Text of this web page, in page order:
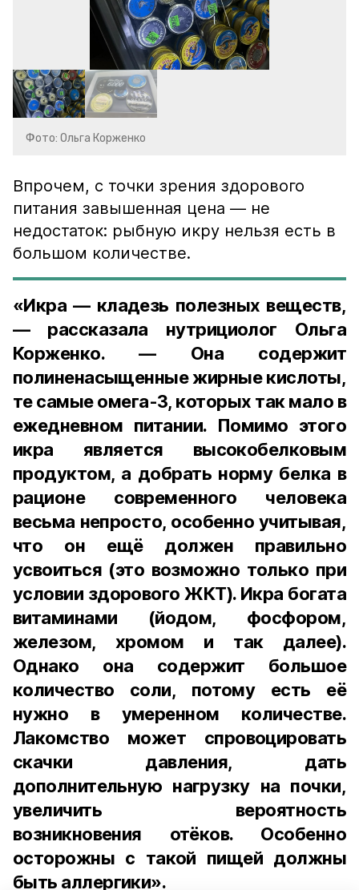
Фото: Ольга Корженко
Впрочем, с точки зрения здорового
питания завышенная цена — не
недостаток: рыбную икру нельзя есть в
большом количестве.
«Икра — кладезь полезных веществ,
— рассказала нутрициолог Ольга
Корженко. — Она содержит
полиненасыщенные жирные кислоты,
те самые омега-3, которых так мало в
ежедневном питании. Помимо этого
икра является высокобелковым
продуктом, а добрать норму белка в
рационе современного человека
весьма непросто, особенно учитывая,
что он ещё должен правильно
усвоиться (это возможно только при
условии здорового ЖКТ). Икра богата
витаминами (йодом, фосфором,
железом, хромом и так далее).
Однако она содержит большое
количество соли, потому есть её
нужно в умеренном количестве.
Лакомство может спровоцировать
скачки давления, дать
дополнительную нагрузку на почки,
увеличить вероятность
возникновения отёков. Особенно
осторожны с такой пищей должны
быть аллергики».